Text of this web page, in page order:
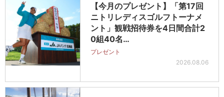
【今月のプレゼント】「第17回
ニトリレディスゴルフトーナメ
ント」観戦招待券を4日間合計2
0組40名…
プレゼント
2026.08.06